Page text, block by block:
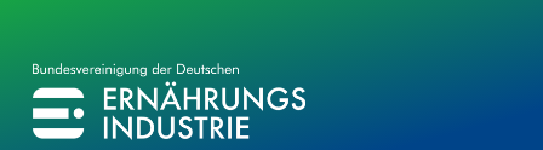
BVE
BUNDESVEREINIGUNG DER ERNÄHRUNGSINDUSTRIE